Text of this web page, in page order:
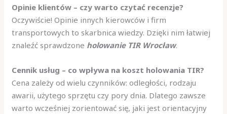
Opinie klientów – czy warto czytać recenzje?
Oczywiście! Opinie innych kierowców i firm
transportowych to skarbnica wiedzy. Dzięki nim łatwiej
znaleźć sprawdzone holowanie TIR Wrocław.
Cennik usług – co wpływa na koszt holowania TIR?
Cena zależy od wielu czynników: odległości, rodzaju
awarii, użytego sprzętu czy pory dnia. Dlatego zawsze
warto wcześniej zorientować się, jaki jest orientacyjny